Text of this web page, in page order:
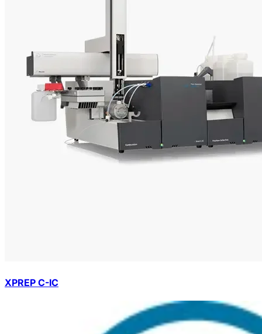
XPREP C-IC